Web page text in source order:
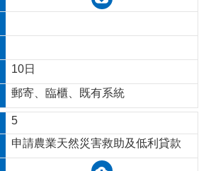
10日
郵寄、臨櫃、既有系統
5
申請農業天然災害救助及低利貸款